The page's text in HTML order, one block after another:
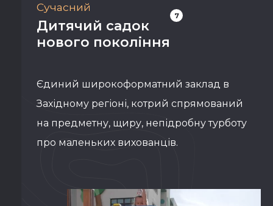
Сучасний
Дитячий садок
нового покоління
7
Єдиний широкоформатний заклад в
Західному регіоні, котрий спрямований
на предметну, щиру, непідробну турботу
про маленьких вихованців.